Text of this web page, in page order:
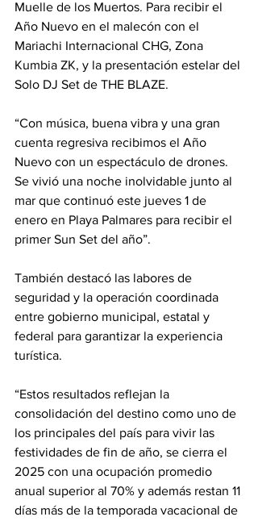
Muelle de los Muertos. Para recibir el
Año Nuevo en el malecón con el
Mariachi Internacional CHG, Zona
Kumbia ZK, y la presentación estelar del
Solo DJ Set de THE BLAZE.
“Con música, buena vibra y una gran
cuenta regresiva recibimos el Año
Nuevo con un espectáculo de drones.
Se vivió una noche inolvidable junto al
mar que continuó este jueves 1 de
enero en Playa Palmares para recibir el
primer Sun Set del año”.
También destacó las labores de
seguridad y la operación coordinada
entre gobierno municipal, estatal y
federal para garantizar la experiencia
turística.
“Estos resultados reflejan la
consolidación del destino como uno de
los principales del país para vivir las
festividades de fin de año, se cierra el
2025 con una ocupación promedio
anual superior al 70% y además restan 11
días más de la temporada vacacional de